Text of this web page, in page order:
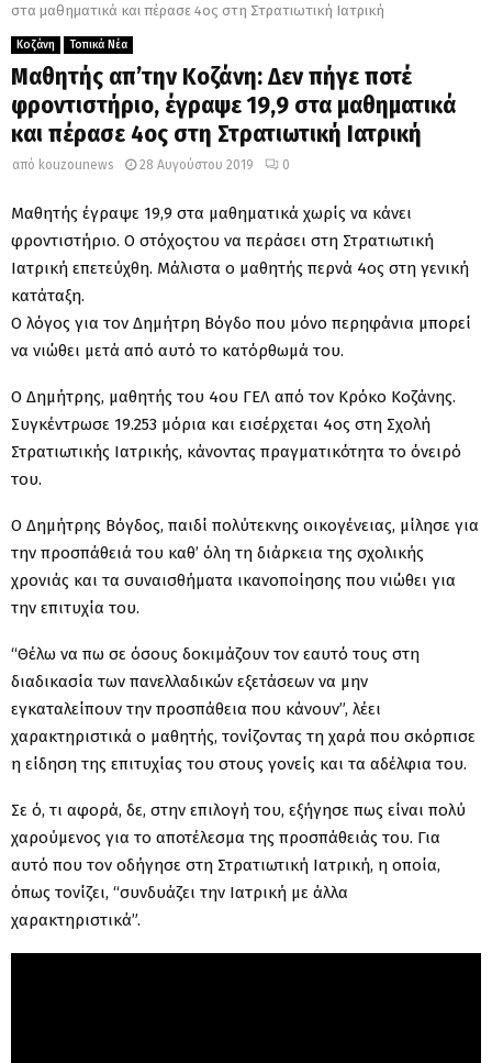
στα μαθηματικά και πέρασε 4ος στη Στρατιωτική Ιατρική
Κοζάνη Τοπικά Νέα
Μαθητής απ’την Κοζάνη: Δεν πήγε ποτέ
φροντιστήριο, έγραψε 19,9 στα μαθηματικά
και πέρασε 4ος στη Στρατιωτική Ιατρική
από kouzounews 28 Αυγούστου 2019 0
Μαθητής έγραψε 19,9 στα μαθηματικά χωρίς να κάνει
φροντιστήριο. Ο στόχοςτου να περάσει στη Στρατιωτική
Ιατρική επετεύχθη. Μάλιστα ο μαθητής περνά 4ος στη γενική
κατάταξη.
Ο λόγος για τον Δημήτρη Βόγδο που μόνο περηφάνια μπορεί
να νιώθει μετά από αυτό το κατόρθωμά του.
Ο Δημήτρης, μαθητής του 4ου ΓΕΛ από τον Κρόκο Κοζάνης.
Συγκέντρωσε 19.253 μόρια και εισέρχεται 4ος στη Σχολή
Στρατιωτικής Ιατρικής, κάνοντας πραγματικότητα το όνειρό
του.
Ο Δημήτρης Βόγδος, παιδί πολύτεκνης οικογένειας, μίλησε για
την προσπάθειά του καθ’ όλη τη διάρκεια της σχολικής
χρονιάς και τα συναισθήματα ικανοποίησης που νιώθει για
την επιτυχία του.
“Θέλω να πω σε όσους δοκιμάζουν τον εαυτό τους στη
διαδικασία των πανελλαδικών εξετάσεων να μην
εγκαταλείπουν την προσπάθεια που κάνουν”, λέει
χαρακτηριστικά ο μαθητής, τονίζοντας τη χαρά που σκόρπισε
η είδηση της επιτυχίας του στους γονείς και τα αδέλφια του.
Σε ό, τι αφορά, δε, στην επιλογή του, εξήγησε πως είναι πολύ
χαρούμενος για το αποτέλεσμα της προσπάθειάς του. Για
αυτό που τον οδήγησε στη Στρατιωτική Ιατρική, η οποία,
όπως τονίζει, “συνδυάζει την Ιατρική με άλλα
χαρακτηριστικά”.